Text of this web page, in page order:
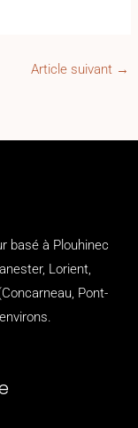
Article suivant →
basé à Plouhinec
Lorient,
Concarneau, Pont-